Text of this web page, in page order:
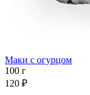
Маки с огурцом
100 г
120 ₽